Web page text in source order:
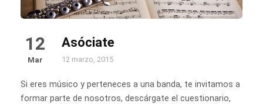
12
Mar
Asóciate
12 marzo, 2015
Si eres músico y perteneces a una banda, te invitamos a
formar parte de nosotros, descárgate el cuestionario,